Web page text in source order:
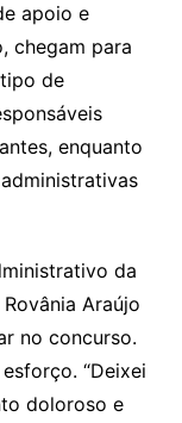
apoio e
chegam para
de
enquanto
da
Araújo
no concurso.
“Deixei
doloroso e